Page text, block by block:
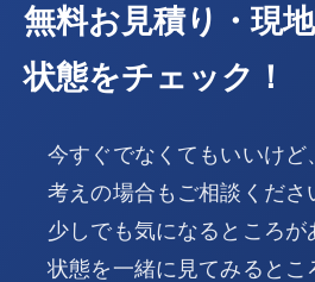
無料お見積り・現
状態をチェック！
今すぐでなくてもいいけ
考えの場合もご相談くださ
少しでも気になるところが
状態を一緒に見てみるとこ